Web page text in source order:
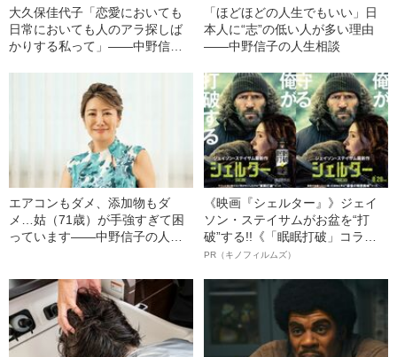
大久保佳代子「恋愛においても
日常においても人のアラ探しば
かりする私って」――中野信子
「ほどほどの人生でもいい」日
本人に“志”の低い人が多い理由
――中野信子の人生相談
エアコンもダメ、添加物もダ
メ…姑（71歳）が手強すぎて困
っています――中野信子の人生
《映画『シェルター』》ジェイ
ソン・ステイサムがお盆を“打
破”する!!《「眠眠打破」コラ
ボ》
PR（キノフィルムズ）